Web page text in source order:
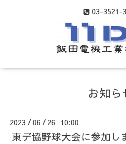
03-3521-
お知ら
2023 /06 / 26 10:00
東デ協野球大会に参加し